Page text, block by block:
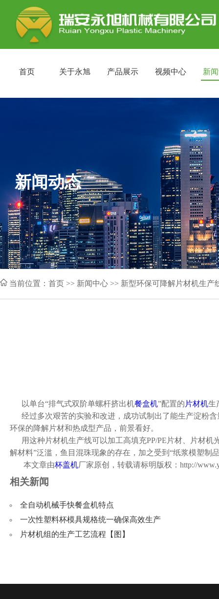
首页 关于永旭 产品展示 视频中心 新
新闻动态
当前位置： 首页 >> 新闻中心 >> 新型环保可降解片材机生产
以单台“排气式双阶单螺杆挤出机餐盒机”配置的片材机生
经过多次艰苦的实验和改进，成功试制出了能生产淀粉含
环保的降解片材和热成型产品，前景看好。
用这种片材机生产线可以加工高填充PP/PE片材、片材机
解材料”泛滥，鱼目混珠现象的存在，加之受到“纸浆模塑制
本文章由杯盖机厂家原创，转载请标明版权： http://
相关新闻
全自动机械手快餐盒机特点
一次性塑料杯模具规格统一确保高效生产
片材机组的生产工艺流程【图】